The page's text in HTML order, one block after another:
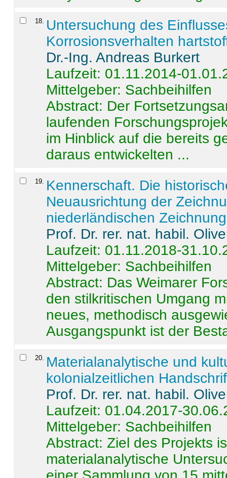
18
Untersuchung des
Korrosionsverhalten
Dr.-Ing. Andreas Burkert
Laufzeit: 01.11.2014-
Mittelgeber: Sachbeihilfen
Abstract: Der
laufenden
im Hinblick auf die bereits
daraus entwickelten ...
19
Kennerschaft. Die
Neuausrichtung der
niederländischen
Prof. Dr. rer. nat. habil.
Laufzeit: 01.11.2018-
Mittelgeber: Sachbeihilfen
Abstract: Das Weimarer
den stilkritischen Umgang
neues, methodisch
Ausgangspunkt ist der
20
Materialanalytische und
kolonialzeitlichen
Prof. Dr. rer. nat. habil.
Laufzeit: 01.04.2017-
Mittelgeber: Sachbeihilfen
Abstract:Ziel des Projekts
materialanalytische